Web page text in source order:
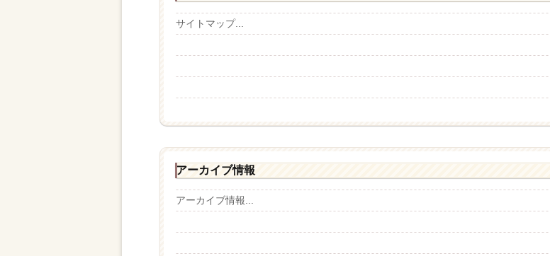
サイトマップ...
アーカイブ情報
アーカイブ情報...